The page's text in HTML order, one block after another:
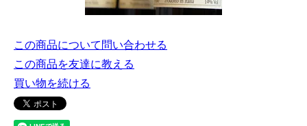
この商品について問い合わせる
この商品を友達に教える
買い物を続ける